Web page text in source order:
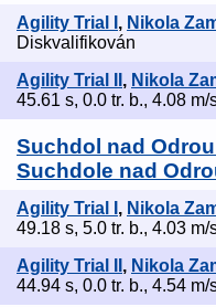
Agility Trial I , Nikola
Diskvalifikován
Agility Trial II , Nikola
45.61 s, 0.0 tr. b., 4.08 m/
Suchdol nad
Suchdole nad
Agility Trial I , Nikola
49.18 s, 5.0 tr. b., 4.03 m/
Agility Trial II , Nikola
44.94 s, 0.0 tr. b., 4.54 m/